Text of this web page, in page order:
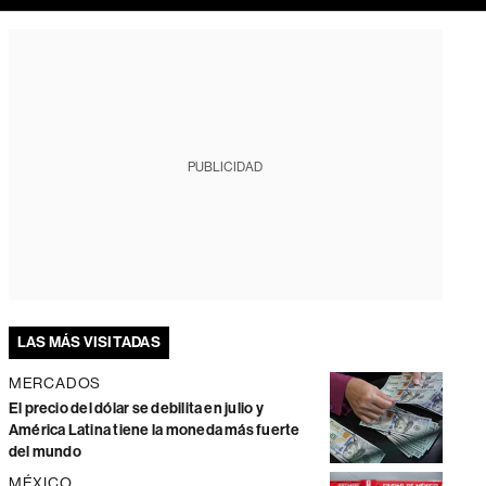
PUBLICIDAD
LAS MÁS VISITADAS
MERCADOS
El precio del dólar se debilita en julio y
América Latina tiene la moneda más fuerte
del mundo